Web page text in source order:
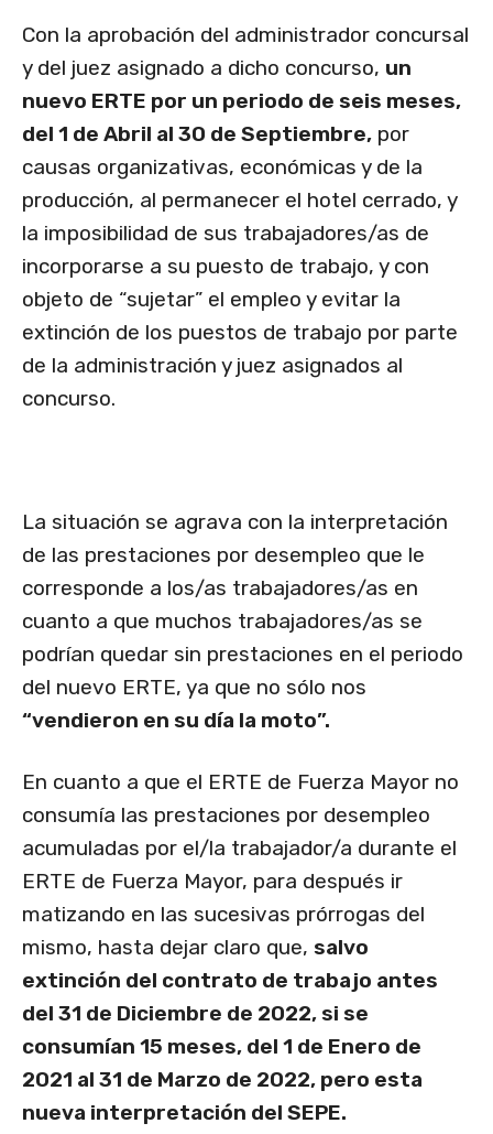
Con la aprobación del administrador concursal
y del juez asignado a dicho concurso, un
nuevo ERTE por un periodo de seis meses,
del 1 de Abril al 30 de Septiembre, por
causas organizativas, económicas y de la
producción, al permanecer el hotel cerrado, y
la imposibilidad de sus trabajadores/as de
incorporarse a su puesto de trabajo, y con
objeto de “sujetar” el empleo y evitar la
extinción de los puestos de trabajo por parte
de la administración y juez asignados al
concurso.
La situación se agrava con la interpretación
de las prestaciones por desempleo que le
corresponde a los/as trabajadores/as en
cuanto a que muchos trabajadores/as se
podrían quedar sin prestaciones en el periodo
del nuevo ERTE, ya que no sólo nos
“vendieron en su día la moto”.
En cuanto a que el ERTE de Fuerza Mayor no
consumía las prestaciones por desempleo
acumuladas por el/la trabajador/a durante el
ERTE de Fuerza Mayor, para después ir
matizando en las sucesivas prórrogas del
mismo, hasta dejar claro que, salvo
extinción del contrato de trabajo antes
del 31 de Diciembre de 2022, si se
consumían 15 meses, del 1 de Enero de
2021 al 31 de Marzo de 2022, pero esta
nueva interpretación del SEPE.